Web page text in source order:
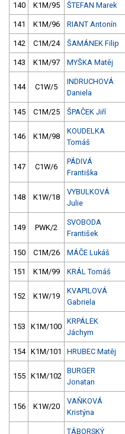
140 K1M/95 ŠTEFAN Marek
141 K1M/96 RIANT Antonín
142 C1M/24 ŠAMÁNEK Filip
143 K1M/97 MYŠKA Matěj
144 C1W/5
INDRUCHOVÁ
Daniela
145 C1M/25 ŠPAČEK Jiří
146 K1M/98
KOUDELKA
Tomáš
147 C1W/6
PÁDIVÁ
Františka
148 K1W/18
VYBULKOVÁ
Julie
149 PWK/2
SVOBODA
František
150 C1M/26 MÁČE Lukáš
151 K1M/99 KRÁL Tomáš
152 K1W/19
KVAPILOVÁ
Gabriela
153 K1M/100
KRPÁLEK
Jáchym
154 K1M/101 HRUBEC Matěj
155 K1M/102
BURGER
Jonatan
156 K1W/20
VAŇKOVÁ
Kristýna
TÁBORSKÝ